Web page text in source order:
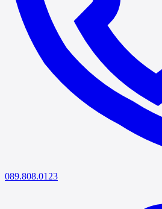
089.808.0123